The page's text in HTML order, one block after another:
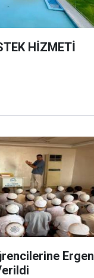
HİZMETİ
Ergen